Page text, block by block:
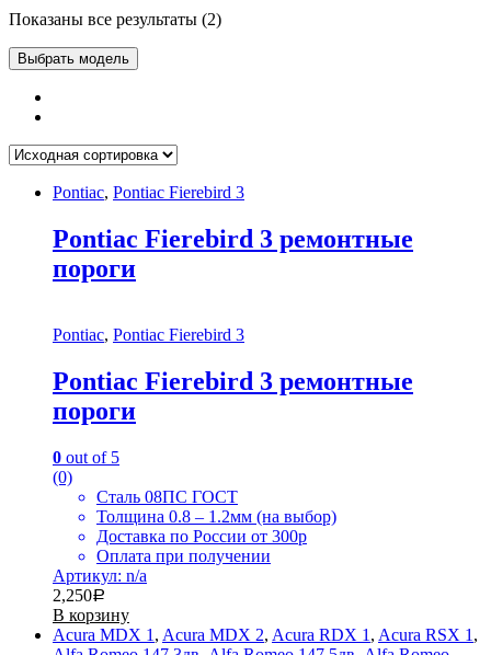
Показаны все результаты (2)
Выбрать модель
Pontiac, Pontiac Fierebird 3
Pontiac Fierebird 3 ремонтные
пороги
Pontiac, Pontiac Fierebird 3
Pontiac Fierebird 3 ремонтные
пороги
0 out of 5
(0)
Сталь 08ПС ГОСТ
Толщина 0.8 – 1.2мм (на выбор)
Доставка по России от 300р
Оплата при получении
Артикул: n/a
2,250Р
В корзину
Acura MDX 1 , Acura MDX 2, Acura RDX 1 , Acura RSX 1 ,